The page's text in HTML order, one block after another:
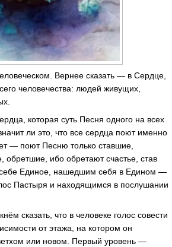
Вернее сказать — в Сердце,
человечества: людей живущих,
которая суть Песня одного на всех
ли это, что все сердца поют именно
— поют Песню только ставшие,
ибо обретают счастье, став
Единое, нашедшим себя в Едином —
Пастыря и находящимся в послушании
сказать, что в человеке голос совести
от этажа, на котором он
или новом. Первый уровень —